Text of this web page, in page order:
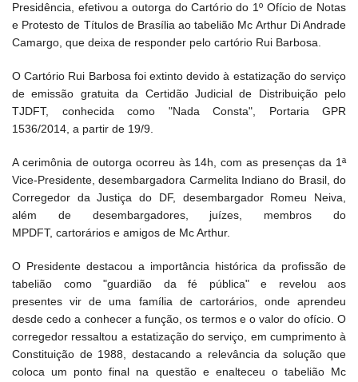
Presidência, efetivou a outorga do Cartório do 1º Ofício de Notas
e Protesto de Títulos de Brasília ao tabelião Mc Arthur Di Andrade
Camargo, que deixa de responder pelo cartório Rui Barbosa.
O Cartório Rui Barbosa foi extinto devido à estatização do serviço
de emissão gratuita da Certidão Judicial de Distribuição pelo
TJDFT, conhecida como "Nada Consta", Portaria GPR
1536/2014, a partir de 19/9.
A cerimônia de outorga ocorreu às 14h, com as presenças da 1ª
Vice-Presidente, desembargadora Carmelita Indiano do Brasil, do
Corregedor da Justiça do DF, desembargador Romeu Neiva,
além de desembargadores, juízes, membros do
MPDFT, cartorários e amigos de Mc Arthur.
O Presidente destacou a importância histórica da profissão de
tabelião como "guardião da fé pública" e revelou aos
presentes vir de uma família de cartorários, onde aprendeu
desde cedo a conhecer a função, os termos e o valor do ofício. O
corregedor ressaltou a estatização do serviço, em cumprimento à
Constituição de 1988, destacando a relevância da solução que
coloca um ponto final na questão e enalteceu o tabelião Mc